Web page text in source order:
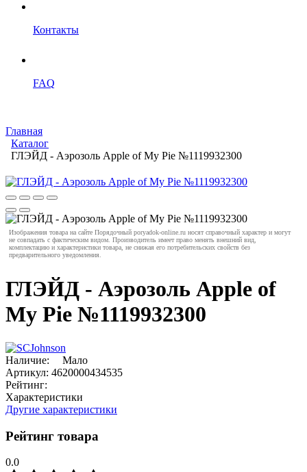
Контакты
FAQ
Главная
Каталог
ГЛЭЙД - Аэрозоль Apple of My Pie №1119932300
Изображения товара на сайте Порядочный poryadok-online.ru носят справочный характер и могут
не совпадать с фактическим видом. Производитель имеет право менять внешний вид,
комплектацию и характеристики товара, не снижая его потребительских свойств без
предварительного уведомления.
ГЛЭЙД - Аэрозоль Apple of
My Pie №1119932300
Наличие:
Мало
Артикул: 4620000434535
Рейтинг:
Характеристики
Другие характеристики
Рейтинг товара
0.0